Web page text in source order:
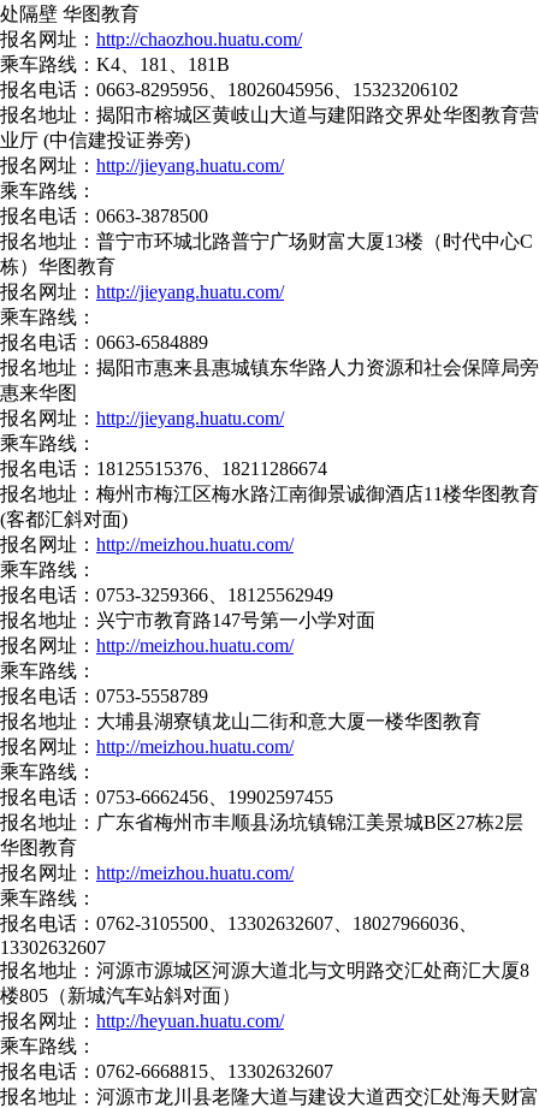
处隔壁 华图教育
报名网址： http://chaozhou.huatu.com/
乘车路线：K4、181、181B
报名电话：0663-8295956、18026045956、15323206102
报名地址：揭阳市榕城区黄岐山大道与建阳路交界处华图教育营
业厅 (中信建投证券旁)
报名网址： http://jieyang.huatu.com/
乘车路线：
报名电话：0663-3878500
报名地址：普宁市环城北路普宁广场财富大厦13楼（时代中心C
栋）华图教育
报名网址： http://jieyang.huatu.com/
乘车路线：
报名电话：0663-6584889
报名地址：揭阳市惠来县惠城镇东华路人力资源和社会保障局旁
惠来华图
报名网址： http://jieyang.huatu.com/
乘车路线：
报名电话：18125515376、18211286674
报名地址：梅州市梅江区梅水路江南御景诚御酒店11楼华图教育
(客都汇斜对面)
报名网址： http://meizhou.huatu.com/
乘车路线：
报名电话：0753-3259366、18125562949
报名地址：兴宁市教育路147号第一小学对面
报名网址： http://meizhou.huatu.com/
乘车路线：
报名电话：0753-5558789
报名地址：大埔县湖寮镇龙山二街和意大厦一楼华图教育
报名网址： http://meizhou.huatu.com/
乘车路线：
报名电话：0753-6662456、19902597455
报名地址：广东省梅州市丰顺县汤坑镇锦江美景城B区27栋2层
华图教育
报名网址： http://meizhou.huatu.com/
乘车路线：
报名电话：0762-3105500、13302632607、18027966036、
13302632607
报名地址：河源市源城区河源大道北与文明路交汇处商汇大厦8
楼805（新城汽车站斜对面）
报名网址： http://heyuan.huatu.com/
乘车路线：
报名电话：0762-6668815、13302632607
报名地址：河源市龙川县老隆大道与建设大道西交汇处海天财富